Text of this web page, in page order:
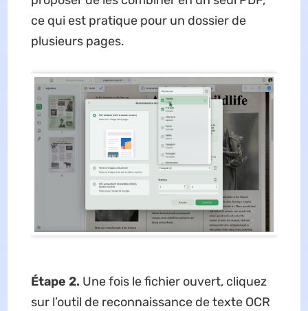
ce qui est pratique pour un dossier de
plusieurs pages.
Étape 2. Une fois le fichier ouvert, cliquez
sur l’outil de reconnaissance de texte OCR